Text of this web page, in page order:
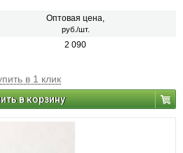
Оптовая цена,
руб./шт.
2 090
в 1 клик
в корзину